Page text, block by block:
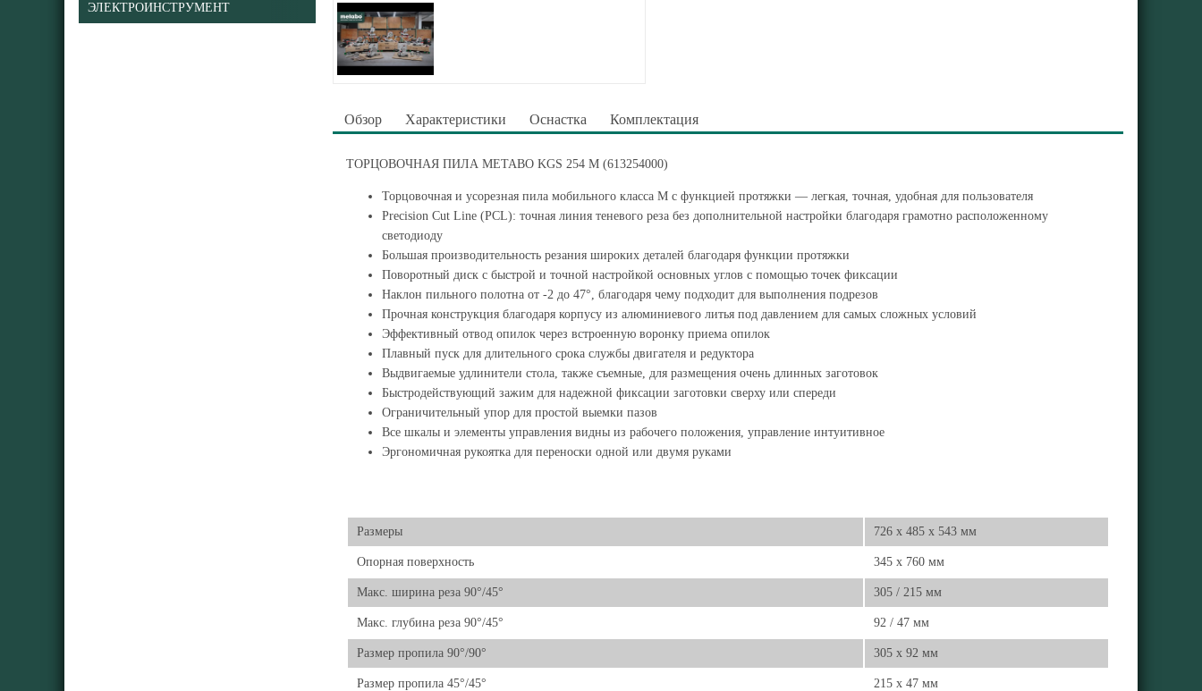
ЭЛЕКТРОИНСТРУМЕНТ
Обзор Характеристики Оснастка Комплектация
ТОРЦОВОЧНАЯ ПИЛА METABO KGS 254 M (613254000)
Торцовочная и усорезная пила мобильного класса M с функцией протяжки — легкая, точная, удобная для пользователя
Precision Cut Line (PCL): точная линия теневого реза без дополнительной настройки благодаря грамотно расположенному
светодиоду
Большая производительность резания широких деталей благодаря функции протяжки
Поворотный диск с быстрой и точной настройкой основных углов с помощью точек фиксации
Наклон пильного полотна от -2 до 47°, благодаря чему подходит для выполнения подрезов
Прочная конструкция благодаря корпусу из алюминиевого литья под давлением для самых сложных условий
Эффективный отвод опилок через встроенную воронку приема опилок
Плавный пуск для длительного срока службы двигателя и редуктора
Выдвигаемые удлинители стола, также съемные, для размещения очень длинных заготовок
Быстродействующий зажим для надежной фиксации заготовки сверху или спереди
Ограничительный упор для простой выемки пазов
Все шкалы и элементы управления видны из рабочего положения, управление интуитивное
Эргономичная рукоятка для переноски одной или двумя руками
Размеры 726 x 485 x 543 мм
Опорная поверхность 345 x 760 мм
Макс. ширина реза 90°/45° 305 / 215 мм
Макс. глубина реза 90°/45° 92 / 47 мм
Размер пропила 90°/90° 305 x 92 мм
Размер пропила 45°/45° 215 x 47 мм